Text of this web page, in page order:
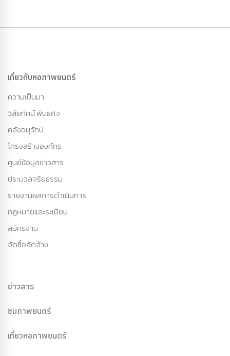
เกี่ยวกับหอภาพยนตร์
ความเป็นมา
วิสัยทัศน์ พันธกิจ
คลังอนุรักษ์
โครงสร้างองค์กร
ศูนย์ข้อมูลข่าวสาร
ประมวลจริยธรรม
รายงานผลการดำเนินการ
กฏหมายและระเบียบ
สมัครงาน
จัดซื้อจัดจ้าง
ข่าวสาร
ชมภาพยนตร์
เที่ยวหอภาพยนตร์